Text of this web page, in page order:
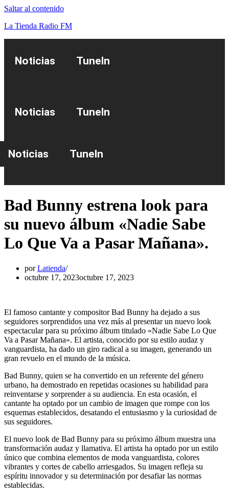
Saltar al contenido
La Tienda Radio FM
Noticias TuneIn
Noticias TuneIn
Noticias TuneIn
Bad Bunny estrena look para
su nuevo álbum «Nadie Sabe
Lo Que Va a Pasar Mañana».
porLatienda
octubre 17, 2023octubre 17, 2023
El famoso cantante y compositor Bad Bunny ha dejado a sus
seguidores sorprendidos una vez más al presentar un nuevo look
espectacular para su próximo álbum titulado «Nadie Sabe Lo Que
Va a Pasar Mañana». El artista, conocido por su estilo audaz y
vanguardista, ha dado un giro radical a su imagen, generando un
gran revuelo en el mundo de la música.
Bad Bunny, quien se ha convertido en un referente del género
urbano, ha demostrado en repetidas ocasiones su habilidad para
reinventarse y sorprender a su audiencia. En esta ocasión, el
cantante ha optado por un cambio de imagen que rompe con los
esquemas establecidos, desatando el entusiasmo y la curiosidad de
sus seguidores.
El nuevo look de Bad Bunny para su próximo álbum muestra una
transformación audaz y llamativa. El artista ha optado por un estilo
único que combina elementos de moda vanguardista, colores
vibrantes y cortes de cabello arriesgados. Su imagen refleja su
espíritu innovador y su determinación por desafiar las normas
establecidas.